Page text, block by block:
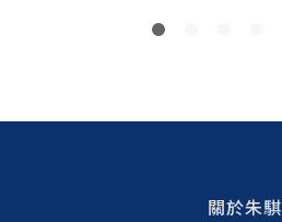
關於朱騏